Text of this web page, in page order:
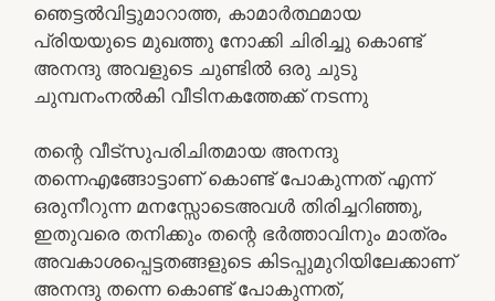
ഞെട്ടൽവിട്ടുമാറാത്ത, കാമാർത്ഥമായ
പ്രിയയുടെ മുഖത്തു നോക്കി ചിരിച്ചു കൊണ്ട്
അനന്ദു അവളുടെ ചുണ്ടിൽ ഒരു ചുടു
ചുമ്പനംനൽകി വീടിനകത്തേക്ക് നടന്നു
തന്റെ വീട്സുപരിചിതമായ അനന്ദു
തന്നെഎങ്ങോട്ടാണ് കൊണ്ട് പോകുന്നത് എന്ന്
ഒരുനീറുന്ന മനസ്സോടെഅവൾ തിരിച്ചറിഞ്ഞു,
ഇതുവരെ തനിക്കും തന്റെ ഭർത്താവിനും മാത്രം
അവകാശപ്പെട്ടതങ്ങളുടെ കിടപ്പുമുറിയിലേക്കാണ്
അനന്ദു തന്നെ കൊണ്ട് പോകുന്നത്,